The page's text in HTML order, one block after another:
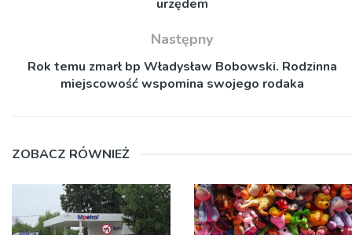
urzędem
Następny
Rok temu zmarł bp Władysław Bobowski. Rodzinna
miejscowość wspomina swojego rodaka
ZOBACZ RÓWNIEŻ